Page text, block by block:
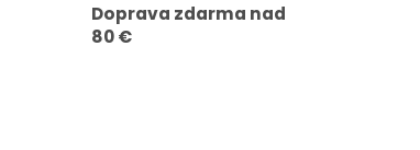
Doprava zdarma nad
80 €